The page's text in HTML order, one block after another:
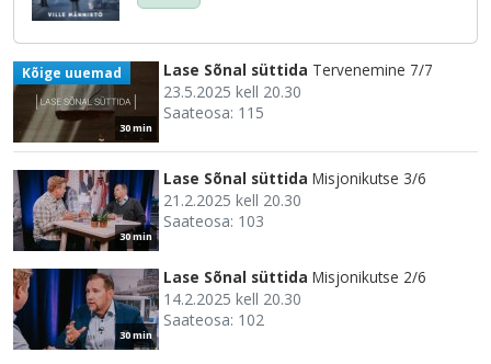
30 min
Kõige uuemad Lase Sõnal süttida Tervenemine 7/7
23.5.2025 kell 20.30
Saateosa: 115
30 min
Lase Sõnal süttida Misjonikutse 3/6
21.2.2025 kell 20.30
Saateosa: 103
30 min
Lase Sõnal süttida Misjonikutse 2/6
14.2.2025 kell 20.30
Saateosa: 102